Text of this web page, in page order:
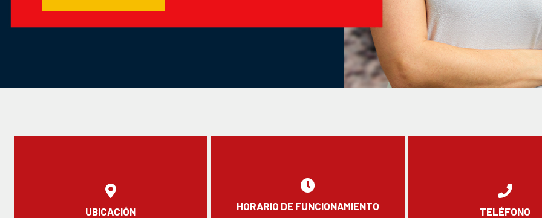
UBICACIÓN HORARIO DE FUNCIONAMIENTO TELÉFONO